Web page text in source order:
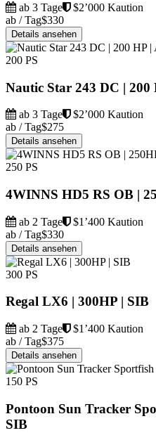
ab 3 Tage
$2’000 Kaution
ab / Tag$330
Details ansehen
200 PS
Nautic Star 243 DC | 200
ab 3 Tage
$2’000 Kaution
ab / Tag$275
Details ansehen
250 PS
4WINNS HD5 RS OB |
ab 2 Tage
$1’400 Kaution
ab / Tag$330
Details ansehen
300 PS
Regal LX6 | 300HP | SIB
ab 2 Tage
$1’400 Kaution
ab / Tag$375
Details ansehen
150 PS
Pontoon Sun Tracker
SIB